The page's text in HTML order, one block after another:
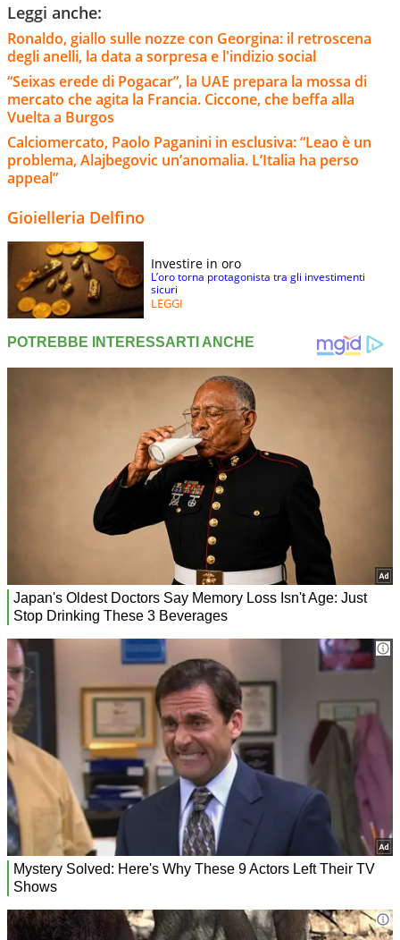
Leggi anche:
Ronaldo, giallo sulle nozze con Georgina: il retroscena
degli anelli, la data a sorpresa e l'indizio social
“Seixas erede di Pogacar”, la UAE prepara la mossa di
mercato che agita la Francia. Ciccone, che beffa alla
Vuelta a Burgos
Calciomercato, Paolo Paganini in esclusiva: “Leao è un
problema, Alajbegovic un’anomalia. L’Italia ha perso
appeal”
Gioielleria Delfino
Investire in oro
L’oro torna protagonista tra gli investimenti
sicuri
LEGGI